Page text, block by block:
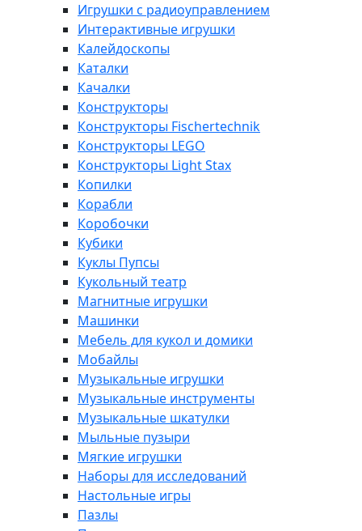
Игрушки с радиоуправлением
Интерактивные игрушки
Калейдоскопы
Каталки
Качалки
Конструкторы
Конструкторы Fisсhertechnik
Конструкторы LEGO
Конструкторы Light Stax
Копилки
Корабли
Коробочки
Кубики
Куклы Пупсы
Кукольный театр
Магнитные игрушки
Машинки
Мебель для кукол и домики
Мобайлы
Музыкальные игрушки
Музыкальные инструменты
Музыкальные шкатулки
Мыльные пузыри
Мягкие игрушки
Наборы для исследований
Настольные игры
Пазлы